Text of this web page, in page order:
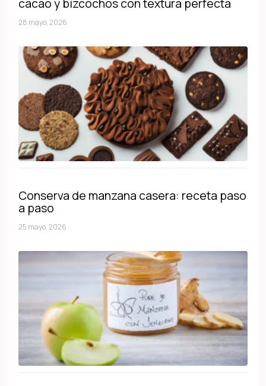
28 mayo, 2026
Conserva de manzana casera: receta paso
a paso
25 mayo, 2026